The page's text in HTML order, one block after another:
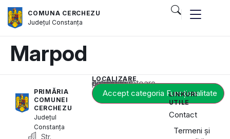
COMUNA CERCHEZU
JudețulConstanța
Marpod
PRIMĂRIA
COMUNEI
CERCHEZU
Județul
Constanța
Str.
LOCALIZARE
Acest conținut este blocat până când acceptați categoria corespunzătoare de cookie-uri.
Accept categoria Funcționalitate
LINKURI
UTILE
Contact
Termeni și